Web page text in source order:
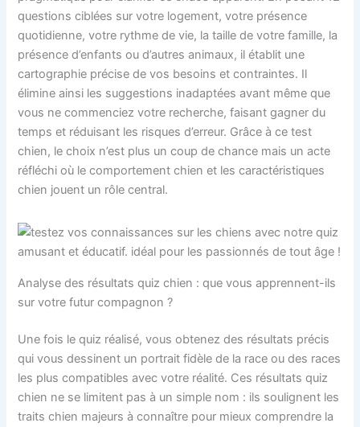
questions ciblées sur votre logement, votre présence
quotidienne, votre rythme de vie, la taille de votre famille, la
présence d’enfants ou d’autres animaux, il établit une
cartographie précise de vos besoins et contraintes. Il
élimine ainsi les suggestions inadaptées avant même que
vous ne commenciez votre recherche, faisant gagner du
temps et réduisant les risques d’erreur. Grâce à ce test
chien, le choix n’est plus un coup de chance mais un acte
réfléchi où le comportement chien et les caractéristiques
chien jouent un rôle central.
Analyse des résultats quiz chien : que vous apprennent-ils
sur votre futur compagnon ?
Une fois le quiz réalisé, vous obtenez des résultats précis
qui vous dessinent un portrait fidèle de la race ou des races
les plus compatibles avec votre réalité. Ces résultats quiz
chien ne se limitent pas à un simple nom : ils soulignent les
traits chien majeurs à connaître pour mieux comprendre la